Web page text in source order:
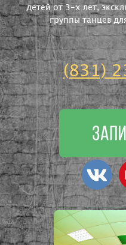
детей от 3-х лет,
группы танцев
(831)